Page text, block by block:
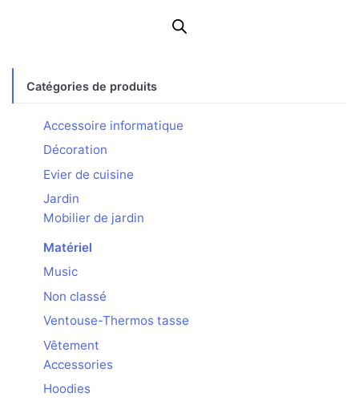
Catégories de produits
Accessoire informatique
Décoration
Evier de cuisine
Jardin
Mobilier de jardin
Matériel
Music
Non classé
Ventouse-Thermos tasse
Vêtement
Accessories
Hoodies